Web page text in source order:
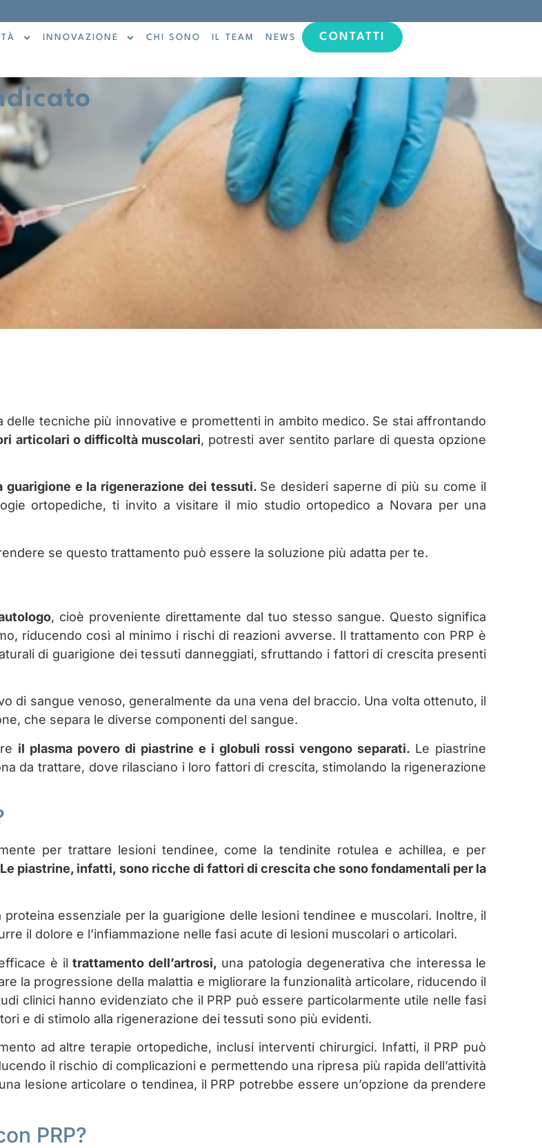
INNOVAZIONE CHI SONO IL TEAM NEWS CONTATTI
delle tecniche più innovative e promettenti in ambito medico. Se stai affrontando
articolari o difficoltà muscolari, potresti aver sentito parlare di questa opzione
e la rigenerazione dei tessuti. Se desideri saperne di più su come il
ortopediche, ti invito a visitare il mio studio ortopedico a Novara per una
se questo trattamento può essere la soluzione più adatta per te.
, cioè proveniente direttamente dal tuo stesso sangue. Questo significa
riducendo così al minimo i rischi di reazioni avverse. Il trattamento con PRP è
di guarigione dei tessuti danneggiati, sfruttando i fattori di crescita presenti
di sangue venoso, generalmente da una vena del braccio. Una volta ottenuto, il
che separa le diverse componenti del sangue.
il plasma povero di piastrine e i globuli rossi vengono separati. Le piastrine
da trattare, dove rilasciano i loro fattori di crescita, stimolando la rigenerazione
per trattare lesioni tendinee, come la tendinite rotulea e achillea, e per
Le piastrine, infatti, sono ricche di fattori di crescita che sono fondamentali per la
proteina essenziale per la guarigione delle lesioni tendinee e muscolari. Inoltre, il
il dolore e l’infiammazione nelle fasi acute di lesioni muscolari o articolari.
è il trattamento dell’artrosi, una patologia degenerativa che interessa le
la progressione della malattia e migliorare la funzionalità articolare, riducendo il
clinici hanno evidenziato che il PRP può essere particolarmente utile nelle fasi
e di stimolo alla rigenerazione dei tessuti sono più evidenti.
ad altre terapie ortopediche, inclusi interventi chirurgici. Infatti, il PRP può
il rischio di complicazioni e permettendo una ripresa più rapida dell’attività
lesione articolare o tendinea, il PRP potrebbe essere un’opzione da prendere
PRP?